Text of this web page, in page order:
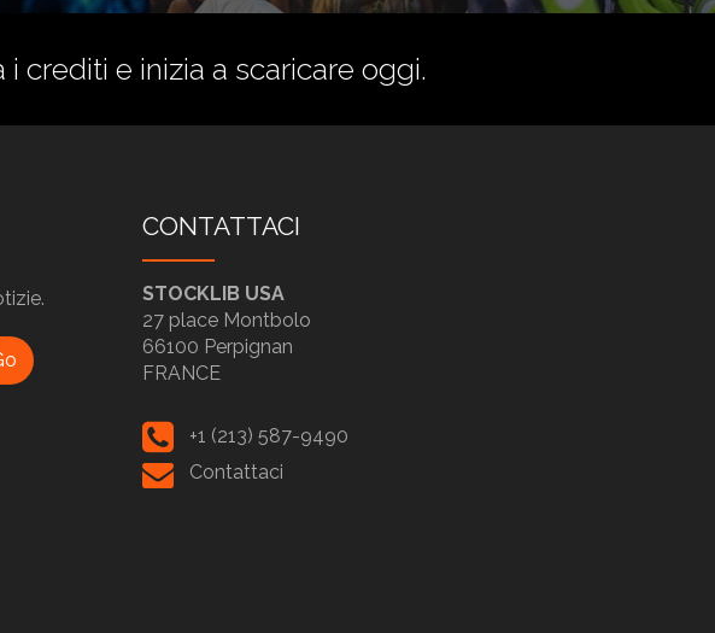
i crediti e inizia a scaricare oggi.
CONTATTACI
STOCKLIB USA
27 place Montbolo
66100 Perpignan
FRANCE
+1 (213) 587-9490
Contattaci